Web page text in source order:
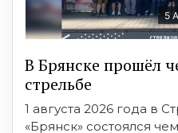
5
В Брянске прошёл
стрельбе
1 августа 2026 года в
«Брянск» состоялся